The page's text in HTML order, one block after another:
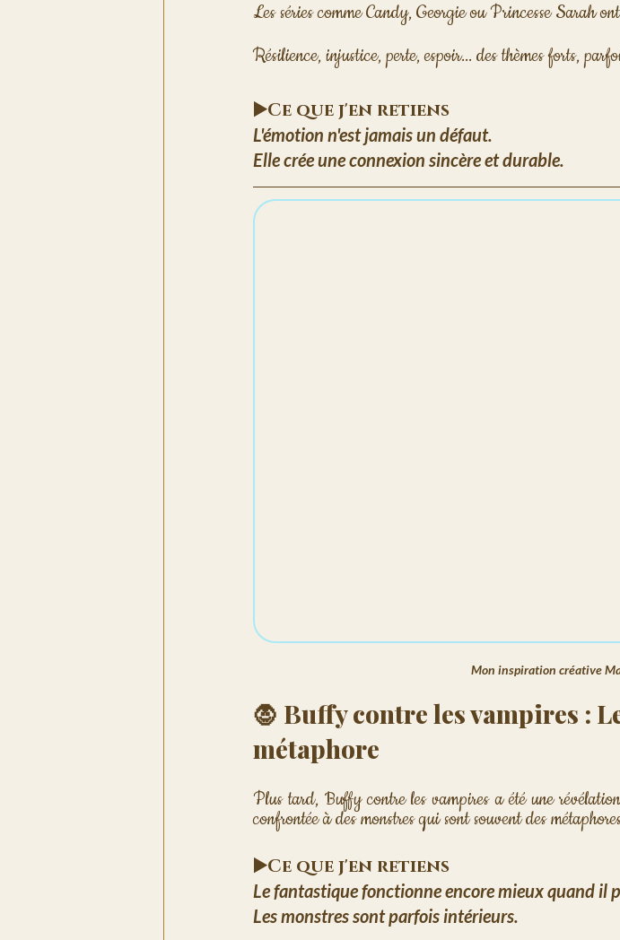
Les séries comme Candy, Georgie ou Princesse Sarah
Résilience, injustice, perte, espoir... des thèmes forts,
▶️Ce que j'en retiens
L'émotion n'est jamais un défaut.
Elle crée une connexion sincère et durable.
Mon inspiration créative
🧛 Buffy contre les vampires :
métaphore
Plus tard, Buffy contre les vampires a été une
confrontée à des monstres qui sont souvent des
▶️Ce que j'en retiens
Le fantastique fonctionne encore mieux quand il
Les monstres sont parfois intérieurs.